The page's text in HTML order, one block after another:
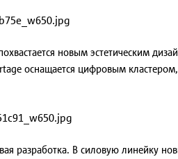
новым эстетическим
оснащается цифровым
разработка. В силовую линейку